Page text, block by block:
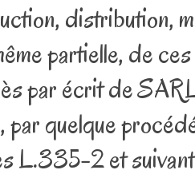
distribution,
partielle, de
par écrit de
quelque
L.335-2 et